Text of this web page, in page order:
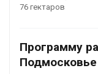
76 гектаров
Программу
Подмосковье